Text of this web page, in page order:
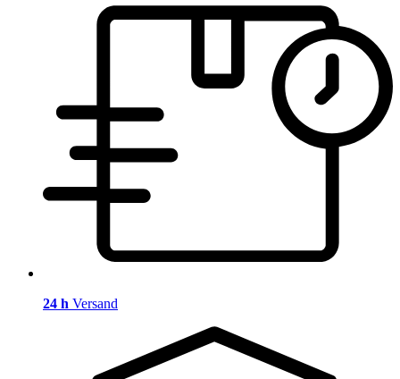
24 h Versand